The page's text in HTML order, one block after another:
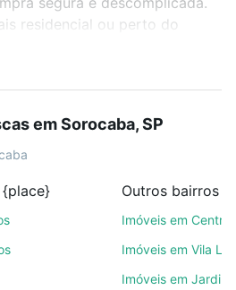
residencial ou perto do
com 4 quartos à venda em
seu sonho. Agende
ainda conta com mais de
te ajudando na
topo para pesquisar por
em Sorocaba, SP
{place} Outros bairros
Imóveis em Centro
Imóveis em Vila
Imóveis em Jardim